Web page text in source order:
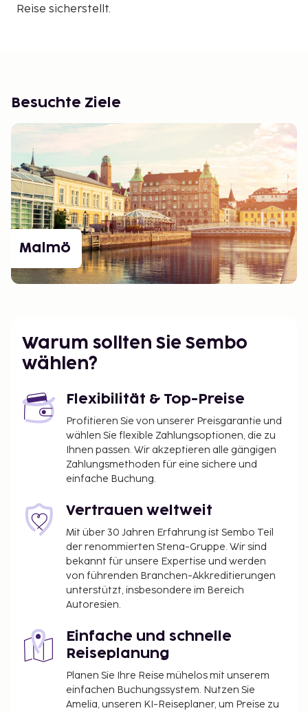
Reise sicherstellt.
Besuchte Ziele
Malmö
Warum sollten Sie Sembo
wählen?
Flexibilität & Top-Preise
Profitieren Sie von unserer Preisgarantie und
wählen Sie flexible Zahlungsoptionen, die zu
Ihnen passen. Wir akzeptieren alle gängigen
Zahlungsmethoden für eine sichere und
einfache Buchung.
Vertrauen weltweit
Mit über 30 Jahren Erfahrung ist Sembo Teil
der renommierten Stena-Gruppe. Wir sind
bekannt für unsere Expertise und werden
von führenden Branchen-Akkreditierungen
unterstützt, insbesondere im Bereich
Autoresien.
Einfache und schnelle
Reiseplanung
Planen Sie Ihre Reise mühelos mit unserem
einfachen Buchungssystem. Nutzen Sie
Amelia, unseren KI-Reiseplaner, um Preise zu